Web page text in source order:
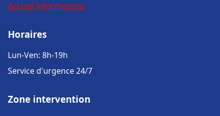
Accueil Informations
Horaires
Lun-Ven: 8h-19h
Service d'urgence 24/7
Zone intervention